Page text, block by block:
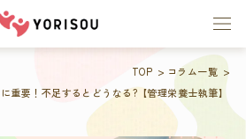
TOP
コラム一覧
重要！不足するとどうなる?【管理栄養士執筆】